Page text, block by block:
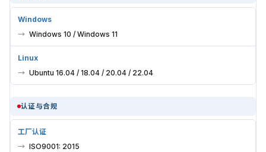
Windows
Windows 10 / Windows 11
Linux
Ubuntu 16.04 / 18.04 / 20.04 / 22.04
认证与合规
工厂认证
ISO9001: 2015